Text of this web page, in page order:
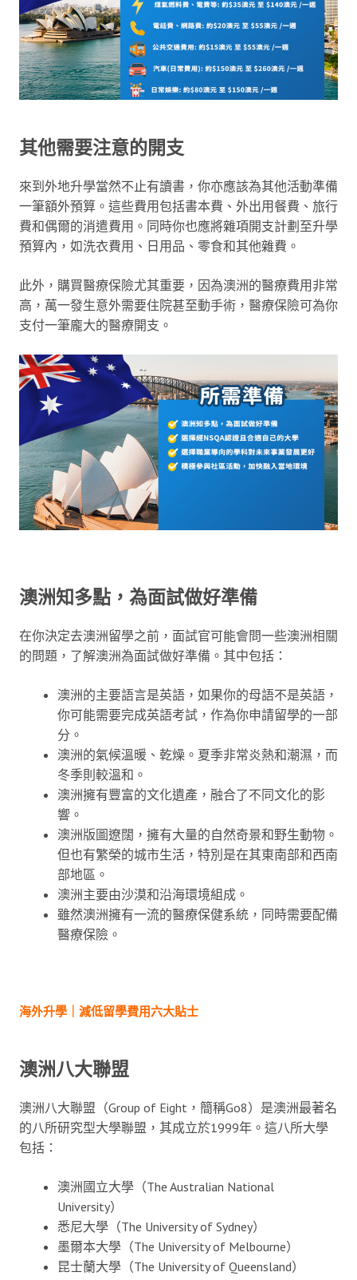
其他需要注意的開支
來到外地升學當然不止有讀書，你亦應該為其他活動準備
一筆額外預算。這些費用包括書本費、外出用餐費、旅行
費和偶爾的消遣費用。同時你也應將雜項開支計劃至升學
預算內，如洗衣費用、日用品、零食和其他雜費。
此外，購買醫療保險尤其重要，因為澳洲的醫療費用非常
高，萬一發生意外需要住院甚至動手術，醫療保險可為你
支付一筆龐大的醫療開支。
澳洲知多點，為面試做好準備
在你決定去澳洲留學之前，面試官可能會問一些澳洲相關
的問題，了解澳洲為面試做好準備。其中包括：
澳洲的主要語言是英語，如果你的母語不是英語，
你可能需要完成英語考試，作為你申請留學的一部
分。
澳洲的氣候溫暖、乾燥。夏季非常炎熱和潮濕，而
冬季則較溫和。
澳洲擁有豐富的文化遺產，融合了不同文化的影
響。
澳洲版圖遼闊，擁有大量的自然奇景和野生動物。
但也有繁榮的城市生活，特別是在其東南部和西南
部地區。
澳洲主要由沙漠和沿海環境組成。
雖然澳洲擁有一流的醫療保健系統，同時需要配備
醫療保險。
海外升學｜減低留學費用六大貼士
澳洲八大聯盟
澳洲八大聯盟（Group of Eight，簡稱Go8）是澳洲最著名
的八所研究型大學聯盟，其成立於1999年。這八所大學
包括：
澳洲國立大學（The Australian National
University）
悉尼大學（The University of Sydney）
墨爾本大學（The University of Melbourne）
昆士蘭大學（The University of Queensland）